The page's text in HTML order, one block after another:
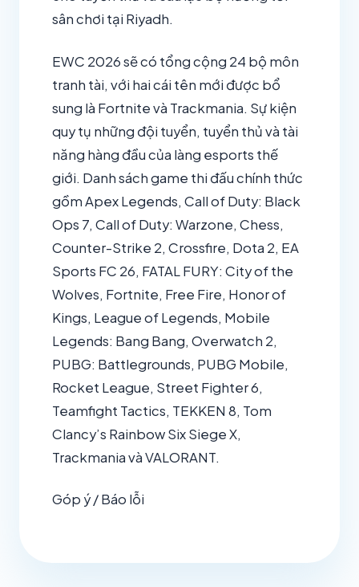
sân chơi tại Riyadh.
EWC 2026 sẽ có tổng cộng 24 bộ môn
tranh tài, với hai cái tên mới được bổ
sung là Fortnite và Trackmania. Sự kiện
quy tụ những đội tuyển, tuyển thủ và tài
năng hàng đầu của làng esports thế
giới. Danh sách game thi đấu chính thức
gồm Apex Legends, Call of Duty: Black
Ops 7, Call of Duty: Warzone, Chess,
Counter-Strike 2, Crossfire, Dota 2, EA
Sports FC 26, FATAL FURY: City of the
Wolves, Fortnite, Free Fire, Honor of
Kings, League of Legends, Mobile
Legends: Bang Bang, Overwatch 2,
PUBG: Battlegrounds, PUBG Mobile,
Rocket League, Street Fighter 6,
Teamfight Tactics, TEKKEN 8, Tom
Clancy’s Rainbow Six Siege X,
Trackmania và VALORANT.
Góp ý / Báo lỗi